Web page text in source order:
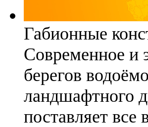
Габионные
Современное и
берегов
ландшафтного
поставляет